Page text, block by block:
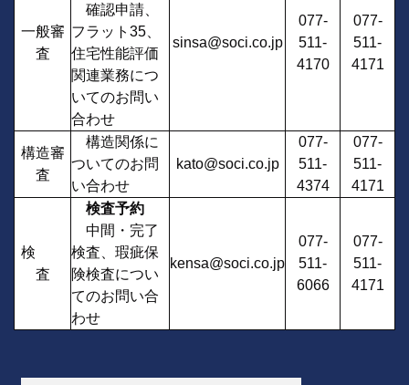
一般審
査
確認申請、
フラット35、
住宅性能評価
関連業務につ
いてのお問い
合わせ
sinsa@soci.co.jp
077-
511-
4170
077-
511-
4171
構造審
査
構造関係に
ついてのお問
い合わせ
kato@soci.co.jp
077-
511-
4374
077-
511-
4171
検
査
検査予約
中間・完了
検査、瑕疵保
険検査につい
てのお問い合
わせ
kensa@soci.co.jp
077-
511-
6066
077-
511-
4171